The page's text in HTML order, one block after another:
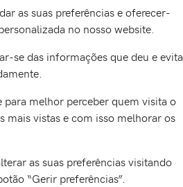
as suas preferências e oferecer-
no nosso website.
se das informações que deu e evita
para melhor perceber quem visita o
mais vistas e com isso melhorar os
as suas preferências visitando
“Gerir preferências”.